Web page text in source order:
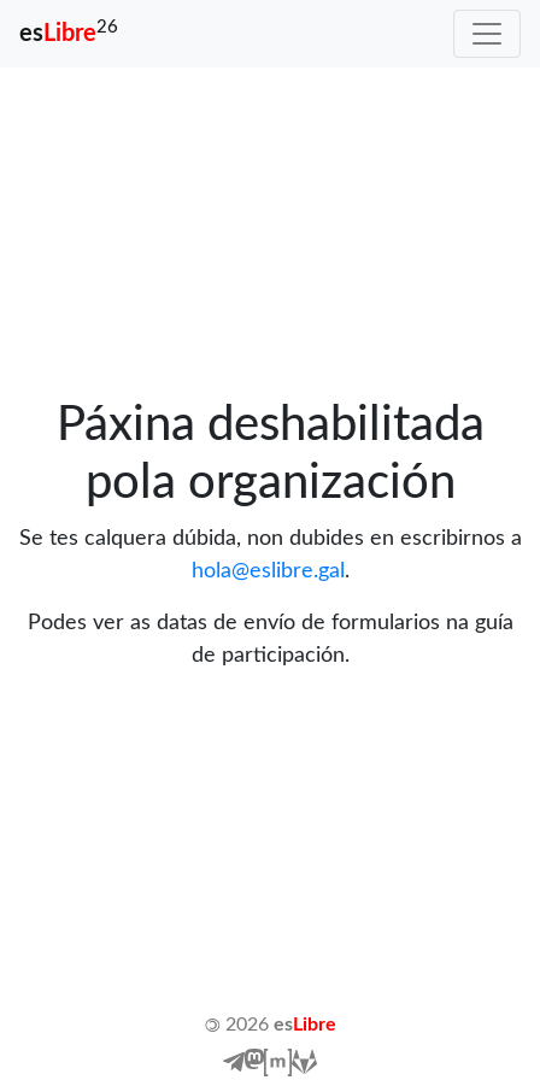
es Libre26
Páxina deshabilitada
pola organización
Se tes calquera dúbida, non dubides en escribirnos a
hola@eslibre.gal .
Podes ver as datas de envío de formularios na guía
de participación.
© 2026 esLibre